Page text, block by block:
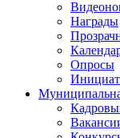
Награды
Опросы